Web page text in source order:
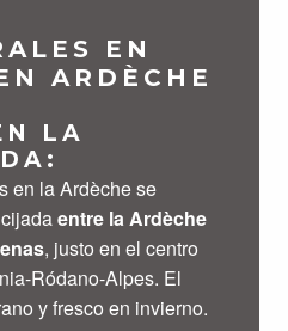
EN
ARDÈCHE
LA
en la Ardèche se
entre la Ardèche
, justo en el centro
Ródano-Alpes. El
y fresco en invierno.